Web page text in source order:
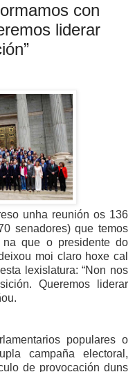
con
liderar
unha reunión os 136
senadores) que temos
que o presidente do
moi claro hoxe cal
lexislatura: “Non nos
Queremos liderar
populares o
campaña electoral,
de provocación duns